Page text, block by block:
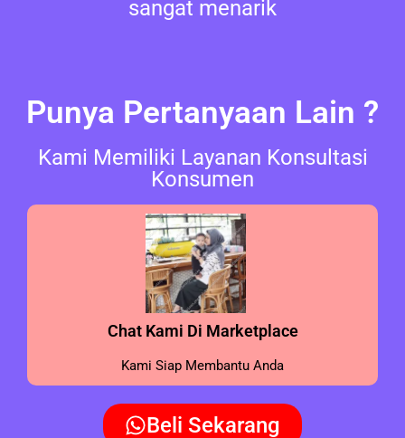
sangat menarik
Punya Pertanyaan Lain ?
Kami Memiliki Layanan Konsultasi
Konsumen
Chat Kami Di Marketplace
Kami Siap Membantu Anda
Beli Sekarang